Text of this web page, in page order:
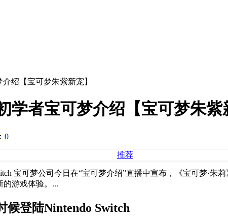
绍【宝可梦朱紫新宠】
者宝可梦介绍【宝可梦朱紫
0
宝可梦公司今日在“宝可梦介绍”直播中宣布，《宝可梦·朱
的游戏体验。...
候登陆Nintendo Switch